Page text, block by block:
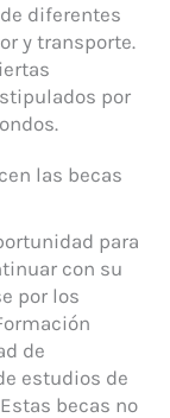
diferentes
y transporte.
por
las becas
para
con su
por los
de
estudios de
becas no